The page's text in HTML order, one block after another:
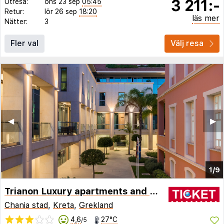
Retur:
lör 26 sep 18:20
Nätter:
3
3 211:-
läs mer
Fler val Välj resa
1/9
▶︎
◀︎
Trianon Luxury apartments and Suites
Chania stad, Kreta, Grekland
4,6/5 27°C